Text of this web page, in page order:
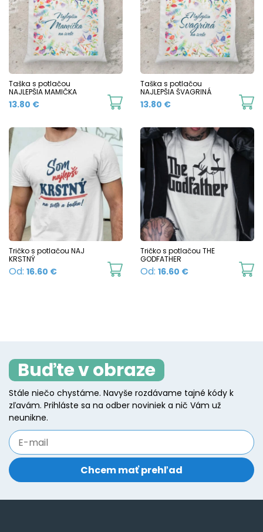
options
be
chosen
on
product
page
Taška s potlačou
NAJLEPŠIA MAMIČKA
13.80 €
Taška s potlačou
NAJLEPŠIA ŠVAGRINÁ
13.80 €
Tričko s potlačou NAJ
KRSTNÝ
Od: 16.60 €
This
options
may
be
on
product
page
Tričko s potlačou THE
GODFATHER
Od: 16.60 €
Buďte v obraze
Stále niečo chystáme. Navyše rozdávame tajné kódy k
zľavám. Prihláste sa na odber noviniek a nič Vám už
neunikne.